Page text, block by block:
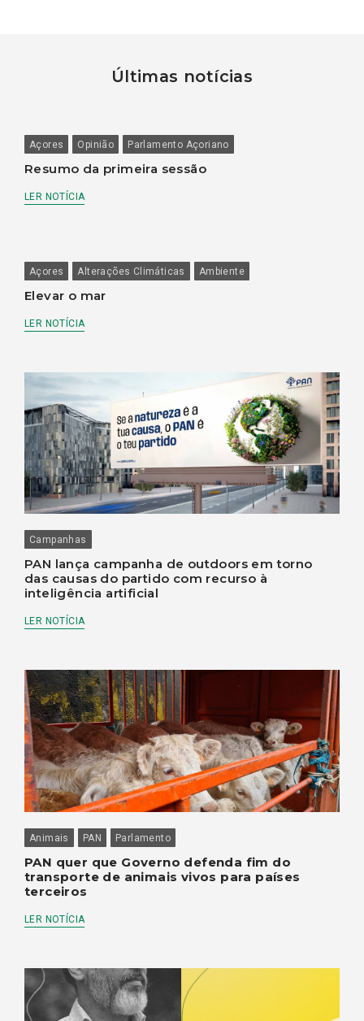
Últimas notícias
Açores Opinião Parlamento Açoriano
Resumo da primeira sessão
LER NOTÍCIA
Açores Alterações Climáticas Ambiente
Elevar o mar
LER NOTÍCIA
Campanhas
PAN lança campanha de outdoors em torno
das causas do partido com recurso à
inteligência artificial
LER NOTÍCIA
Animais PAN Parlamento
PAN quer que Governo defenda fim do
transporte de animais vivos para países
terceiros
LER NOTÍCIA